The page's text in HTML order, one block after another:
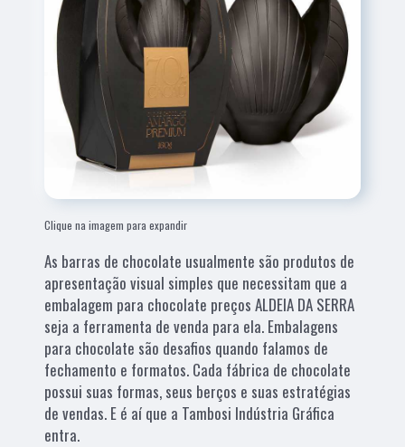
Clique na imagem para expandir
As barras de chocolate usualmente são produtos de
apresentação visual simples que necessitam que a
embalagem para chocolate preços ALDEIA DA SERRA
seja a ferramenta de venda para ela. Embalagens
para chocolate são desafios quando falamos de
fechamento e formatos. Cada fábrica de chocolate
possui suas formas, seus berços e suas estratégias
de vendas. E é aí que a Tambosi Indústria Gráfica
entra.